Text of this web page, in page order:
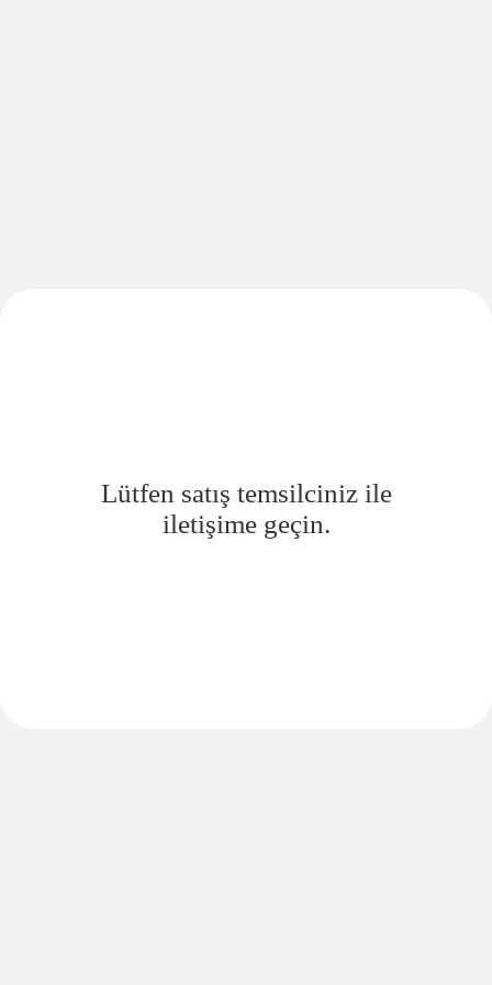
Lütfen satış temsilciniz ile
iletişime geçin.